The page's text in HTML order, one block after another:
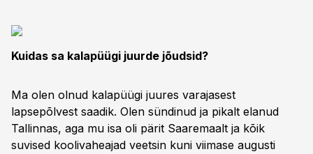
Kuidas sa kalapüügi juurde jõudsid?
Ma olen olnud kalapüügi juures varajasest
lapsepõlvest saadik. Olen sündinud ja pikalt elanud
Tallinnas, aga mu isa oli pärit Saaremaalt ja kõik
suvised koolivaheajad veetsin kuni viimase augusti